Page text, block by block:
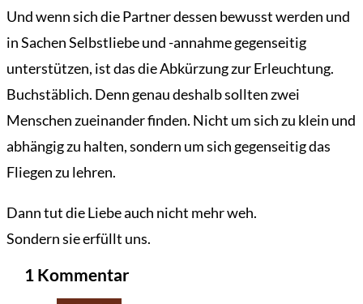
Und wenn sich die Partner dessen bewusst werden und
in Sachen Selbstliebe und -annahme gegenseitig
unterstützen, ist das die Abkürzung zur Erleuchtung.
Buchstäblich. Denn genau deshalb sollten zwei
Menschen zueinander finden. Nicht um sich zu klein und
abhängig zu halten, sondern um sich gegenseitig das
Fliegen zu lehren.
Dann tut die Liebe auch nicht mehr weh.
Sondern sie erfüllt uns.
1 Kommentar